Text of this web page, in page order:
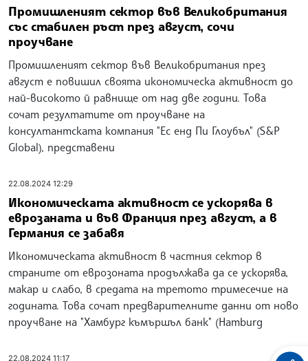
Промишленият сектор във Великобритания
със стабилен ръст през август, сочи
проучване
Промишленият сектор във Великобритания през
август е повишил своята икономическа активност до
най-високото й равнище от над две години. Това
сочат резултатите от проучване на
консултантската компания "Ес енд Пи Глоубъл" (S&P
Global), представени
22.08.2024 12:29
Икономическата активност се ускорява в
еврозаната и във Франция през август, а в
Германия се забавя
Икономическата активност в частния сектор в
страните от еврозоната продължава да се ускорява,
макар и слабо, в средата на третото тримесечие на
годината. Това сочат предварителните данни от ново
проучване на "Хамбург къмършъл банк" (Hamburg
22.08.2024 11:17